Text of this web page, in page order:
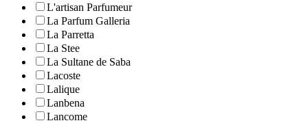
L'artisan Parfumeur
La Parfum Galleria
La Parretta
La Stee
La Sultane de Saba
Lacoste
Lalique
Lanbena
Lancome